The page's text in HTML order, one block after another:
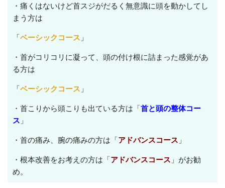
・痛くはないけど首スジがだるく無意識に頭を動かしてし
まう方は
「ベーシックコース 」
・首がコリコリに凝って、頭の付け根に詰まった感覚があ
る方は
「ベーシックコース 」
・首こりから頭こりも出ている方は「首と頭の整体コー
ス 」
・首の痛み、腕の痛みの方は「アドバンスコース 」
・根本改善をお考えの方は「アドバンスコース 」がお勧
め。